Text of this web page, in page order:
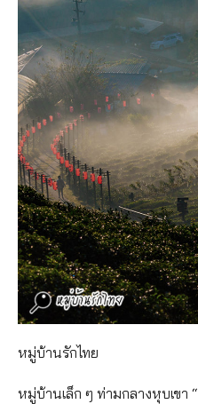
หมู่บ้านรักไทย
หมู่บ้านเล็ก ๆ ท่ามกลางหุบเขา “